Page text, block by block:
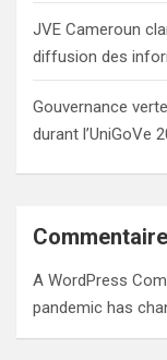
JVE Cameroun
diffusion des
Gouvernance
durant l’UniGoVe
A WordPress
pandemic has